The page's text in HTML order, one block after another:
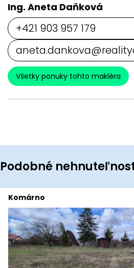
Ing. Aneta Daňková
+421 903 957 179
Všetky ponuky tohto makléra
Podobné
Komárno